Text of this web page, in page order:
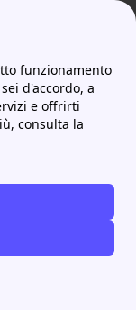
funzionamento
d'accordo, a
e offrirti
consulta la
4,6 ⭐ su
più